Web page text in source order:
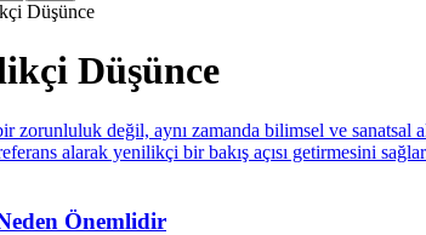
Düşünce
Düşünce
Önemlidir